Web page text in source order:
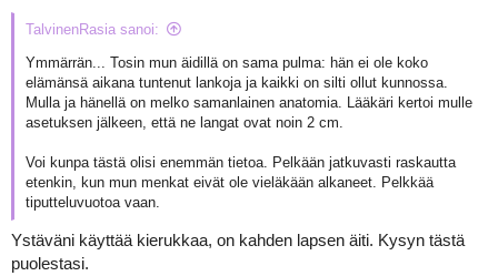
TalvinenRasia sanoi:
Ymmärrän... Tosin mun äidillä on sama pulma: hän ei ole koko
elämänsä aikana tuntenut lankoja ja kaikki on silti ollut kunnossa.
Mulla ja hänellä on melko samanlainen anatomia. Lääkäri kertoi mulle
asetuksen jälkeen, että ne langat ovat noin 2 cm.
Voi kunpa tästä olisi enemmän tietoa. Pelkään jatkuvasti raskautta
etenkin, kun mun menkat eivät ole vieläkään alkaneet. Pelkkää
tiputteluvuotoa vaan.
Ystäväni käyttää kierukkaa, on kahden lapsen äiti. Kysyn tästä
puolestasi.